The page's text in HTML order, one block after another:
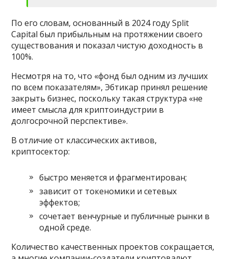
По его словам, основанный в 2024 году Split
Capital был прибыльным на протяжении своего
существования и показал чистую доходность в
100%.
Несмотря на то, что «фонд был одним из лучших
по всем показателям», Эбтикар принял решение
закрыть бизнес, поскольку такая структура «не
имеет смысла для криптоиндустрии в
долгосрочной перспективе».
В отличие от классических активов,
криптосектор:
быстро меняется и фрагментирован;
зависит от токеномики и сетевых
эффектов;
сочетает венчурные и публичные рынки в
одной среде.
Количество качественных проектов сокращается,